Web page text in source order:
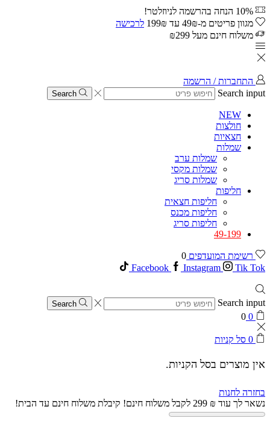
10% הנחה בהרשמה לניוזלטר!
מגוון פריטים מ-49₪ עד 199₪
לרכישה
משלוח חינם מעל ₪299
התחברות / הרשמה
Search input
Search
NEW
חולצות
חצאיות
שמלות
שמלות ערב
שמלות מקסי
שמלות סריג
חליפות
חליפות חצאית
חליפות מכנס
חליפות סריג
49-199
רשימת המועדפים 0
Facebook
Instagram Tik Tok
Search input
Search
0
0
0 סל קניות
אין מוצרים בסל הקניות.
בחזרה לחנות
נשאר לך עוד
299 ₪ לקבל משלוח חינם! קיבלת משלוח חינם עד הבית!